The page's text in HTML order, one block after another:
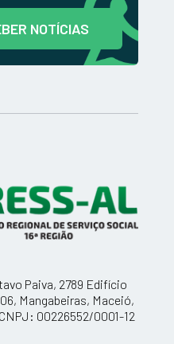
NOTÍCIAS
Paiva, 2789 Edifício
Mangabeiras, Maceió,
00226552/0001-12